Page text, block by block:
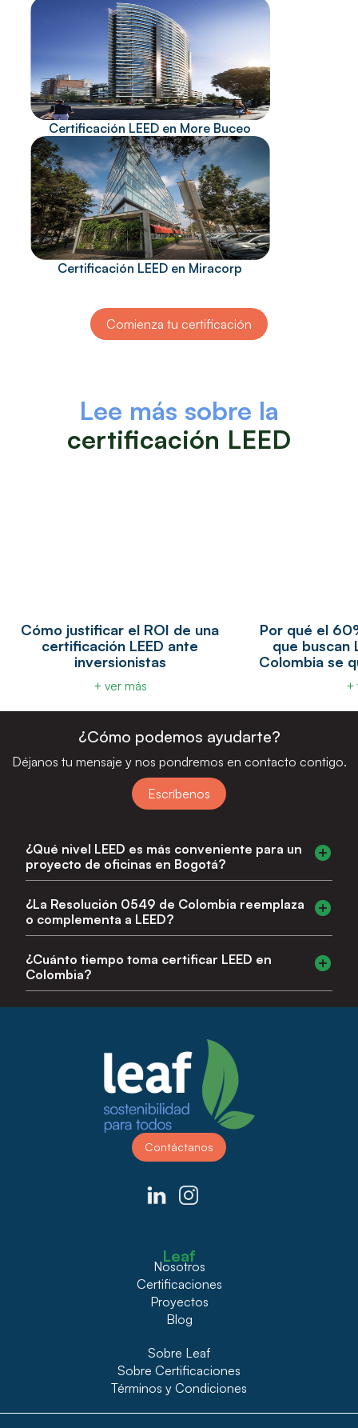
Certificación LEED en More Buceo
Certificación LEED en Miracorp
Comienza tu certificación
Lee más sobre la
certificación LEED
Cómo justificar el ROI de una
certificación LEED ante
inversionistas
+ ver más
Por qué el
que buscan
Colombia se
+
¿Cómo podemos ayudarte?
Déjanos tu mensaje y nos pondremos en contacto contigo.
Escríbenos
¿Qué nivel LEED es más conveniente para un
proyecto de oficinas en Bogotá?
los arrendatarios corporativos en Bogotá. LEED Platinum
puede justificarse para proyectos de uso mixto o flagship
donde el diferencial de marca es prioritario.
¿La Resolución 0549 de Colombia reemplaza
o complementa a LEED?
eficiencia hídrica y energética para VIS y VIP. LEED va
mucho más allá en alcance y rigor, y es el estándar que
reconocen los mercados de capitales internacionales.
¿Cuánto tiempo toma certificar LEED en
Colombia?
Contáctanos
Leaf
Nosotros
Certificaciones
Proyectos
Blog
Sobre Leaf
Sobre Certificaciones
Términos y Condiciones